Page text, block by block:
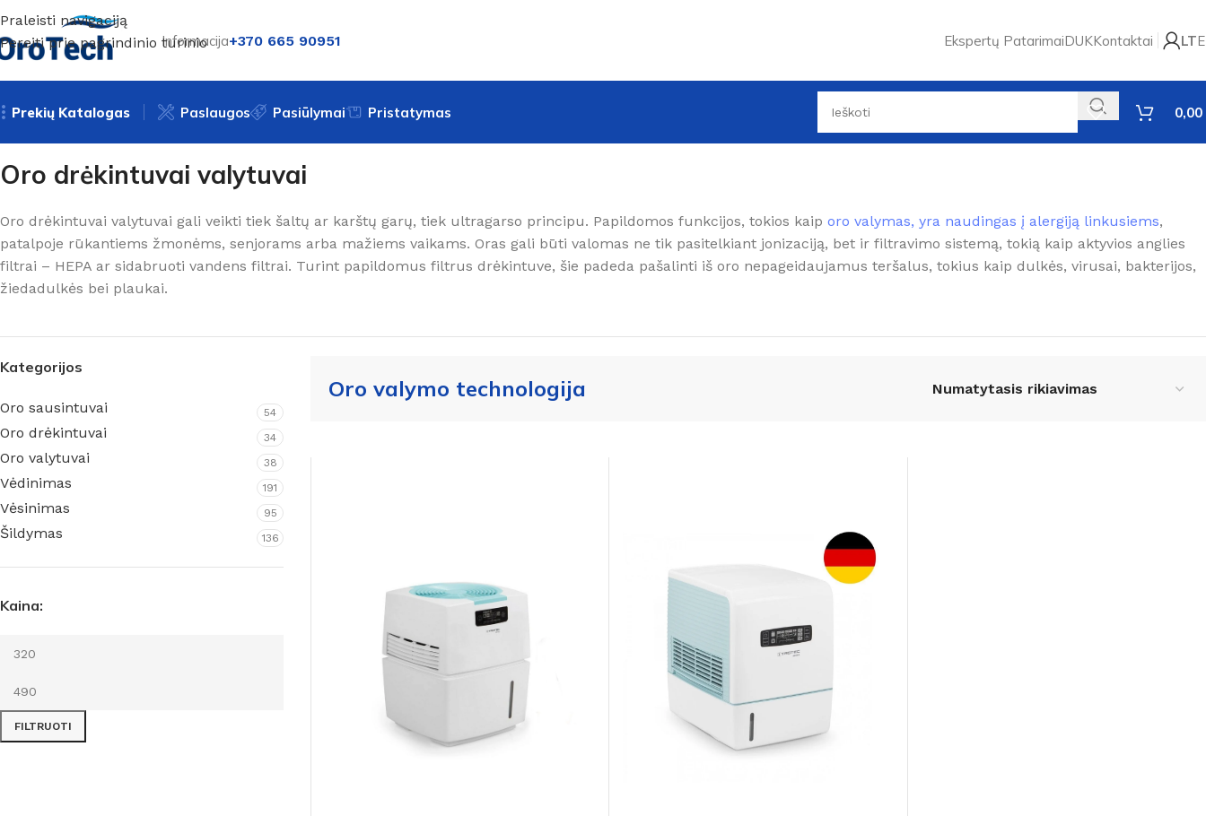
Praleisti navigaciją
Pereiti prie pagrindinio turinio
Informacija+370 665 90951 Ekspertų PatarimaiDUKKontaktai LT
Prekių Katalogas
Namams ir biurams
higrometrai
Paslaugos Pasiūlymai Pristatymas
0,00
Rodomi visi rezultatai: 2
Oro drėkintuvai valytuvai
Oro drėkintuvai valytuvai gali veikti tiek šaltų ar karštų garų, tiek ultragarso principu. Papildomos funkcijos, tokios kaip oro valymas, yra naudingas į alergiją linkusiems,
patalpoje rūkantiems žmonėms, senjorams arba mažiems vaikams. Oras gali būti valomas ne tik pasitelkiant jonizaciją, bet ir filtravimo sistemą, tokią kaip aktyvios anglies
filtrai – HEPA ar sidabruoti vandens filtrai. Turint papildomus filtrus drėkintuve, šie padeda pašalinti iš oro nepageidaujamus teršalus, tokius kaip dulkės, virusai, bakterijos,
žiedadulkės bei plaukai.
Kategorijos
Oro sausintuvai 54
Oro drėkintuvai 34
Oro valytuvai 38
Vėdinimas 191
Vėsinimas 95
Šildymas 136
Kaina:
FILTRUOTI
Oro valymo technologija